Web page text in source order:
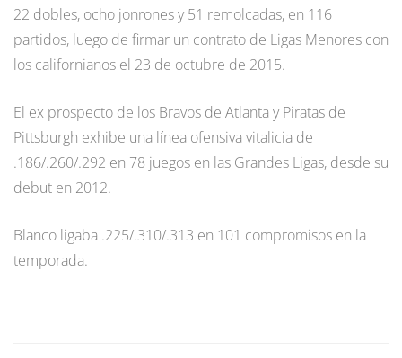
22 dobles, ocho jonrones y 51 remolcadas, en 116
partidos, luego de firmar un contrato de Ligas Menores con
los californianos el 23 de octubre de 2015.
El ex prospecto de los Bravos de Atlanta y Piratas de
Pittsburgh exhibe una línea ofensiva vitalicia de
.186/.260/.292 en 78 juegos en las Grandes Ligas, desde su
debut en 2012.
Blanco ligaba .225/.310/.313 en 101 compromisos en la
temporada.